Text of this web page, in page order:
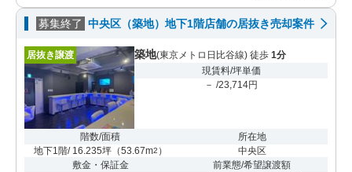
募集終了 中央区（築地）地下1階店舗の居抜き売却案件
居抜き譲渡 築地(東京メトロ日比谷線) 徒歩 1分
現賃料/坪単価
－ /23,714円
階数/面積
地下1階/ 16.235坪（53.67m2 ）
所在地
中央区
敷金・保証金
前業態/希望譲渡額